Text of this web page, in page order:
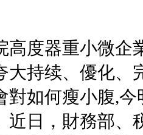
高度器重小微企
大持续、優化、
對如何瘦小腹,
近日，財務部、